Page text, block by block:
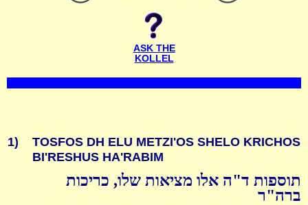
ASK THE
KOLLEL
1)
TOSFOS DH ELU METZI'OS SHELO KRICHOS
BI'RESHUS HA'RABIM
תוספות ד"ה אלו מציאות שלו, כריכות
ברה"ר